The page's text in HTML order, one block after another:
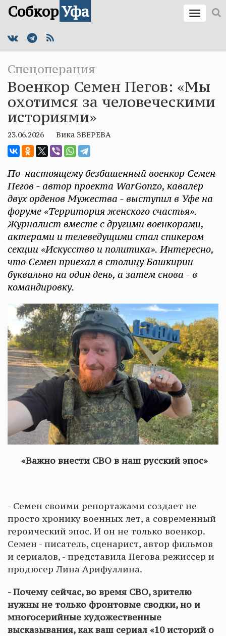
СобкорУфа
Спецоперация
Военкор Семен Пегов: «Мы
охотимся за человеческими
историями»
23.06.2026 Вика ЗВЕРЕВА
По-настоящему безбашенный военкор Семен
Пегов - автор проекта WarGonzo, кавалер
двух орденов Мужества - выступил в Уфе на
форуме «Территория женского счастья».
Журналист вместе с другими военкорами,
актерами и телеведущими стал спикером
секции «Искусство и политика». Интересно,
что Семен приехал в столицу Башкирии
буквально на один день, а затем снова - в
командировку.
«Важно внести СВО в наш русский эпос»
- Семен своими репортажами создает не
просто хронику военных лет, а современный
героический эпос. И он не только военкор.
Семен - писатель, сценарист, автор фильмов
и сериалов, - представила Пегова режиссер и
продюсер Лина Арифуллина.
- Почему сейчас, во время СВО, зрителю
нужны не только фронтовые сводки, но и
многосерийные художественные
высказывания, как ваш сериал «10 историй о